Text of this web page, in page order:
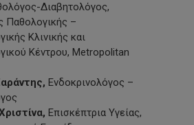
Διαβητολόγος,
Παθολογικής –
Κλινικής και
Κέντρου, Metropolitan
Ενδοκρινολόγος –
Επισκέπτρια Υγείας,